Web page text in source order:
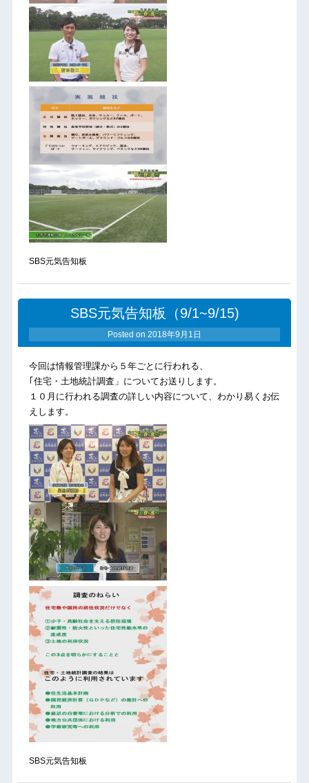
SBS元気告知板
SBS元気告知板（9/1~9/15)
Posted on 2018年9月1日
今回は情報管理課から５年ごとに行われる、
｢住宅・土地統計調査」についてお送りします。
１０月に行われる調査の詳しい内容について、わかり易くお伝
えします。
SBS元気告知板